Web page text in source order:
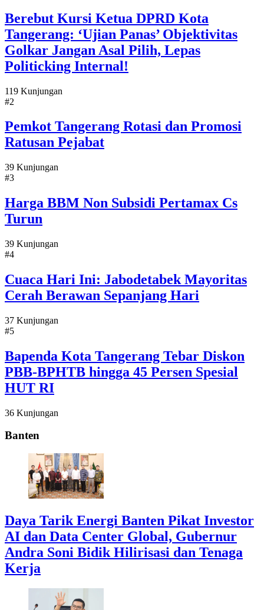
Berebut Kursi Ketua DPRD Kota
Tangerang: ‘Ujian Panas’ Objektivitas
Golkar Jangan Asal Pilih, Lepas
Politicking Internal!
119 Kunjungan
#2
Pemkot Tangerang Rotasi dan Promosi
Ratusan Pejabat
39 Kunjungan
#3
Harga BBM Non Subsidi Pertamax Cs
Turun
39 Kunjungan
#4
Cuaca Hari Ini: Jabodetabek Mayoritas
Cerah Berawan Sepanjang Hari
37 Kunjungan
#5
Bapenda Kota Tangerang Tebar Diskon
PBB-BPHTB hingga 45 Persen Spesial
HUT RI
36 Kunjungan
Banten
Daya Tarik Energi Banten Pikat Investor
AI dan Data Center Global, Gubernur
Andra Soni Bidik Hilirisasi dan Tenaga
Kerja